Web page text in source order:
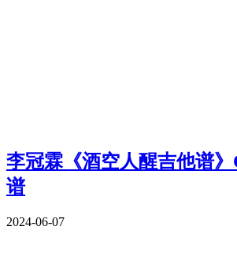
李冠霖《酒空人醒吉他谱
谱
2024-06-07